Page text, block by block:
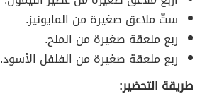
ستّ ملاعق صغيرة من المايونيز.
ربع ملعقة صغيرة من الملح.
ربع ملعقة صغيرة من الفلفل الأسود.
طريقة التحضير: